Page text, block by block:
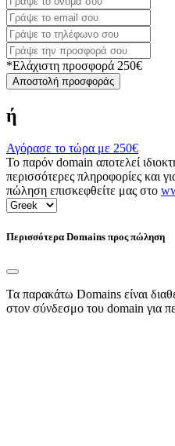
*Ελάχιστη προσφορά 250€
Αποστολή προσφοράς
ή
Αγόρασε το τώρα με 250€
Το παρόν domain αποτελεί
περισσότερες πληροφορίες και
πώληση επισκεφθείτε μας στο
Περισσότερα Domains προς πώληση
Τα παρακάτω Domains είναι
στον σύνδεσμο του domain για